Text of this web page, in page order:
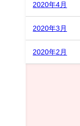
2020年4月
2020年3月
2020年2月